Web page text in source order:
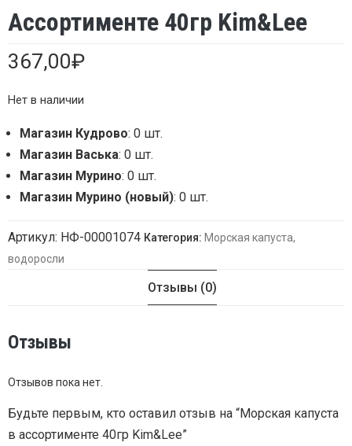
Ассортименте 40гр Kim&Lee
367,00₽
Нет в наличии
Магазин Кудрово: 0 шт.
Магазин Васька: 0 шт.
Магазин Мурино: 0 шт.
Магазин Мурино (новый): 0 шт.
Артикул: НФ-00001074 Категория: Морская капуста,
водоросли
Отзывы (0)
Отзывы
Отзывов пока нет.
Будьте первым, кто оставил отзыв на “Морская капуста
в ассортименте 40гр Kim&Lee”